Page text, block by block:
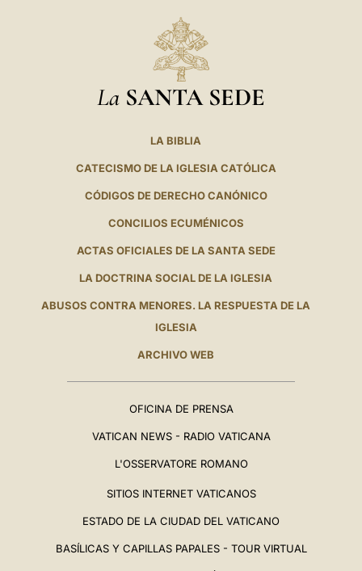
La SANTA SEDE
LA BIBLIA
CATECISMO DE LA IGLESIA CATÓLICA
CÓDIGOS DE DERECHO CANÓNICO
CONCILIOS ECUMÉNICOS
ACTAS OFICIALES DE LA SANTA SEDE
LA DOCTRINA SOCIAL DE LA IGLESIA
ABUSOS CONTRA MENORES. LA RESPUESTA DE LA
IGLESIA
ARCHIVO WEB
OFICINA DE PRENSA
VATICAN NEWS - RADIO VATICANA
L'OSSERVATORE ROMANO
SITIOS INTERNET VATICANOS
ESTADO DE LA CIUDAD DEL VATICANO
BASÍLICAS Y CAPILLAS PAPALES - TOUR VIRTUAL